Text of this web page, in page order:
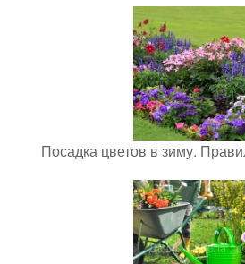
Посадка цветов в зиму.